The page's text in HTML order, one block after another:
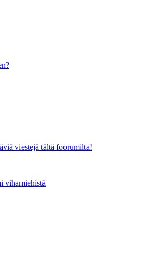
viestejä tältä foorumilta!
vihamiehistä